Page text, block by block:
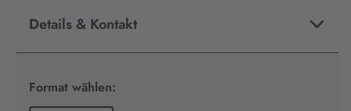
Details & Kontakt
Format wählen: